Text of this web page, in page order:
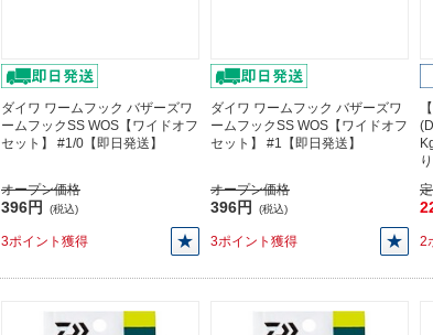
ダイワ ワームフック バザーズワ
ームフックSS WOS【ワイドオフ
セット】 #1/0【即日発送】
オープン価格
396円 (税込)
3ポイント獲得
ダイワ ワームフック バザーズワ
ームフックSS WOS【ワイドオフ
セット】 #1【即日発送】
オープン価格
396円 (税込)
3ポイント獲得 2